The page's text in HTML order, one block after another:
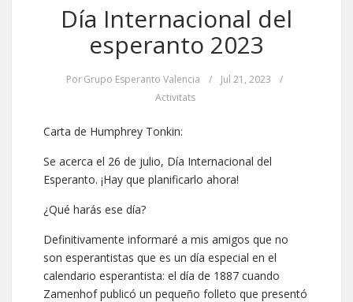
Día Internacional del
esperanto 2023
PorGrupo Esperanto Valencia / Jul 21, 2023
/
Activitats
Carta de Humphrey Tonkin:
Se acerca el 26 de julio, Día Internacional del
Esperanto. ¡Hay que planificarlo ahora!
¿Qué harás ese día?
Definitivamente informaré a mis amigos que no
son esperantistas que es un día especial en el
calendario esperantista: el día de 1887 cuando
Zamenhof publicó un pequeño folleto que presentó